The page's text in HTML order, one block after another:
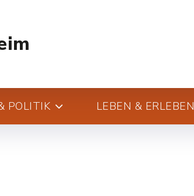
POLITIK LEBEN & ERLEBEN